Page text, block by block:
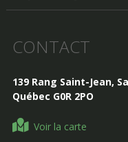
CONTACT
139 Rang Saint-Jean,
Québec G0R 2PO
Voir la carte